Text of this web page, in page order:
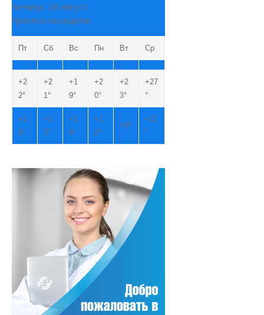
Четверг, 06 Август
Прогноз на неделю
Пт Сб Вс Пн Вт Ср
+2
2°
+2
1°
+1
9°
+2
0°
+2
3°
+27
°
+1
6°
+1
3°
+1
0°
+1
2°
+9°
+11
°